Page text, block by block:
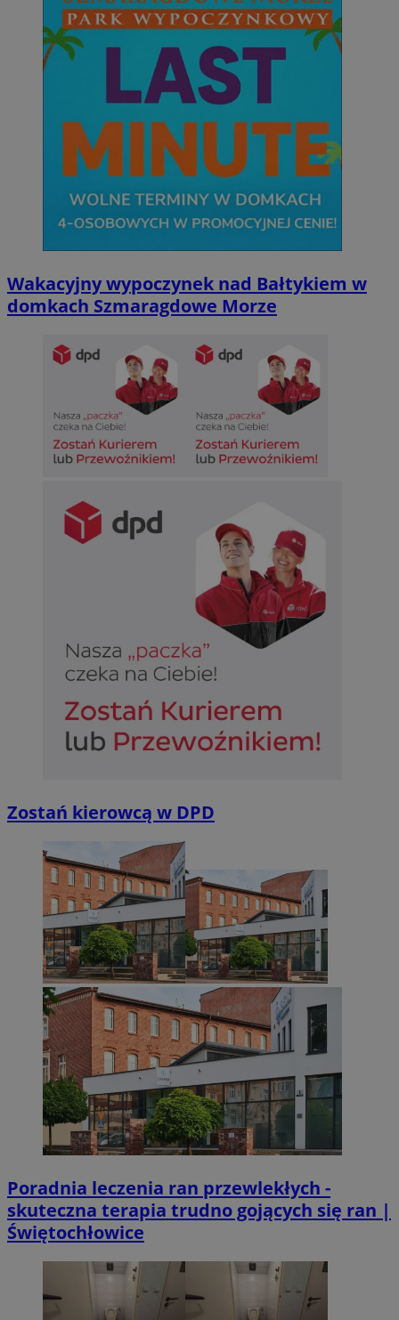
Wakacyjny wypoczynek nad Bałtykiem w
domkach Szmaragdowe Morze
Zostań kierowcą w DPD
Poradnia leczenia ran przewlekłych -
skuteczna terapia trudno gojących się ran |
Świętochłowice